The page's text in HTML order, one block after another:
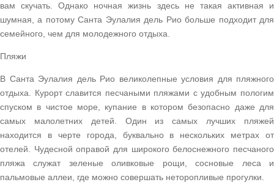
вам скучать. Однако ночная жизнь здесь не такая активная и
шумная, а потому Санта Эулалия дель Рио больше подходит для
семейного, чем для молодежного отдыха.
Пляжи
В Санта Эулалия дель Рио великолепные условия для пляжного
отдыха. Курорт славится песчаными пляжами с удобным пологим
спуском в чистое море, купание в котором безопасно даже для
самых малолетних детей. Один из самых лучших пляжей
находится в черте города, буквально в нескольких метрах от
отелей. Чудесной оправой для широкого белоснежного песчаного
пляжа служат зеленые оливковые рощи, сосновые леса и
пальмовые аллеи, где можно совершать неторопливые прогулки.